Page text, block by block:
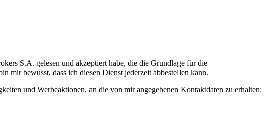
S.A. gelesen und akzeptiert habe, die die Grundlage für die
bewusst, dass ich diesen Dienst jederzeit abbestellen kann.
und Werbeaktionen, an die von mir angegebenen Kontaktdaten zu erhalten: